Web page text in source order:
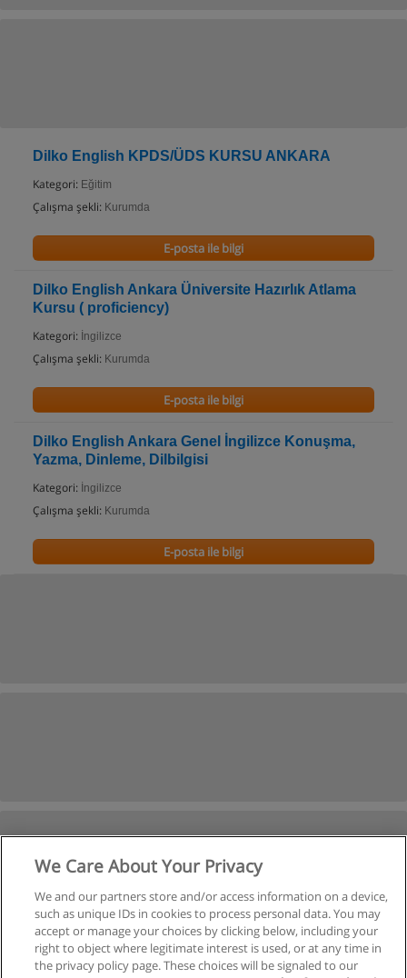
Dilko English KPDS/ÜDS KURSU ANKARA
Kategori: Eğitim
Çalışma şekli: Kurumda
E-posta ile bilgi
Dilko English Ankara Üniversite Hazırlık Atlama
Kursu ( proficiency)
Kategori: İngilizce
Çalışma şekli: Kurumda
E-posta ile bilgi
Dilko English Ankara Genel İngilizce Konuşma,
Yazma, Dinleme, Dilbilgisi
Kategori: İngilizce
Çalışma şekli: Kurumda
E-posta ile bilgi
We Care About Your Privacy
We and our partners store and/or access information on a device,
such as unique IDs in cookies to process personal data. You may
accept or manage your choices by clicking below, including your
right to object where legitimate interest is used, or at any time in
the privacy policy page. These choices will be signaled to our